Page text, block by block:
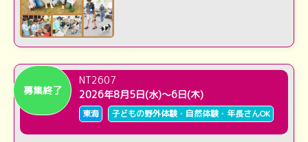
募集終了
NT2607
2026年8月5日(水)～6日(木)
東海 子どもの野外体験・自然体験・年長さんOK